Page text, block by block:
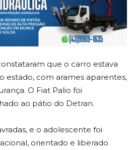
que o carro estava
estado, com arames aparentes,
O Fiat Palio foi
ao pátio do Detran.
e o adolescente foi
orientado e liberado